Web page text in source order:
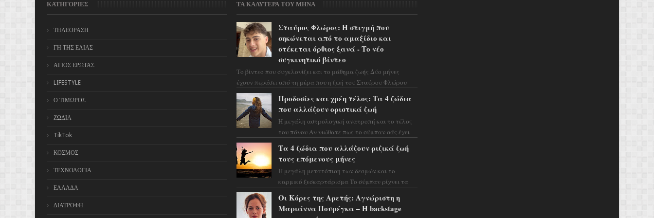
ΚΑΤΗΓΟΡΙΕΣ
ΤΗΛΕΟΡΑΣΗ
ΓΗ ΤΗΣ ΕΛΙΑΣ
ΑΓΙΟΣ ΕΡΩΤΑΣ
LIFESTYLE
Ο ΤΙΜΩΡΟΣ
ΖΩΔΙΑ
TikTok
ΚΟΣΜΟΣ
ΤΕΧΝΟΛΟΓΙΑ
ΕΛΛΑΔΑ
ΔΙΑΤΡΟΦΗ
ΤΑ ΚΑΛΥΤΕΡΑ ΤΟΥ ΜΗΝΑ
Σταύρος Φλώρος: Η στιγμή που
σηκώνεται από το αμαξίδιο και
στέκεται όρθιος ξανά - Το νέο
συγκινητικό βίντεο
Το βίντεο που συγκλονίζει και το μάθημα ζωής Δύο μήνες
έχουν περάσει από τη μέρα που η ζωή του Σταύρου Φλώρου
άλλαξε για πάντα. Ο πρώην...Προδοσίες και χρέη τέλος: Τα 4 ζώδια
που αλλάζουν οριστικά ζωή
Η μεγάλη αστρολογική ανατροπή και το τέλος
του πόνου Αν νιώθατε πως το σύμπαν σάς έχει
βαθιά α...
Τα 4 ζώδια που αλλάζουν ριζικά ζωή
τους επόμενους μήνες
Η μεγάλη μετατόπιση των δεσμών και το
καρμικό ξεσκαρτάρισμα Το σύμπαν ρίχνει τα
προειδοποιεί: οι σελην...
Οι Κόρες της Αρετής: Αγνώριστη η
Μαριάννα Πουρέγκα – H backstage